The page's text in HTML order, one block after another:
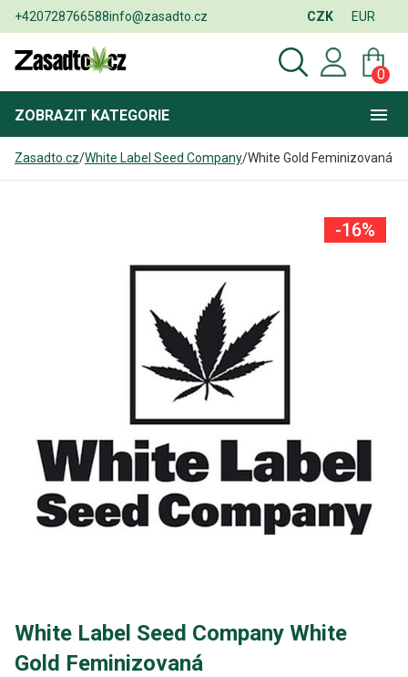
+420728766588info@zasadto.cz CZK EUR
0
ZOBRAZIT KATEGORIE
Zasadto.cz/White Label Seed Company/White Gold Feminizovaná
White Label Seed Company White
Gold Feminizovaná
-16%